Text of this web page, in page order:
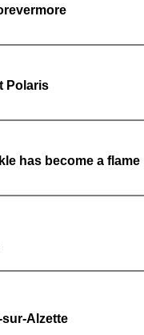
Polaris
has become a flame
sur-Alzette